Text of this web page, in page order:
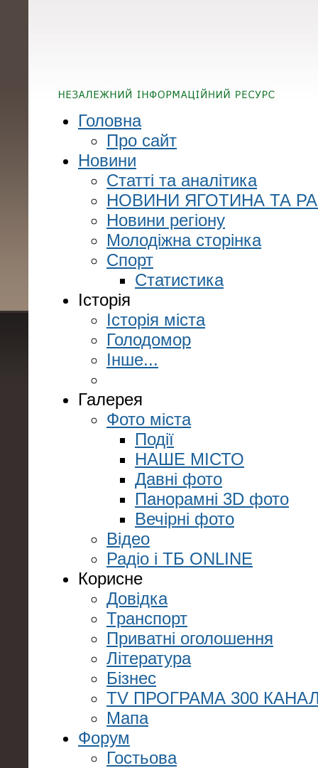
Головна
Про сайт
Новини
Статті та аналітика
НОВИНИ ЯГОТИНА ТА
Новини регіону
Молодіжна сторінка
Спорт
Статистика
Історія
Історія міста
Голодомор
Інше...
Галерея
Фото міста
Події
НАШЕ МІСТО
Давні фото
Панорамні 3D фото
Вечірні фото
Відео
Радіо і ТБ ONLINE
Корисне
Довідка
Транспорт
Приватні оголошення
Література
Бізнес
TV ПРОГРАМА 300
Мапа
Форум
Гостьова